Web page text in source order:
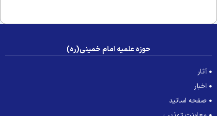
حوزه علمیه امام خمینی(ره)
آثار
اخبار
صفحه اساتید